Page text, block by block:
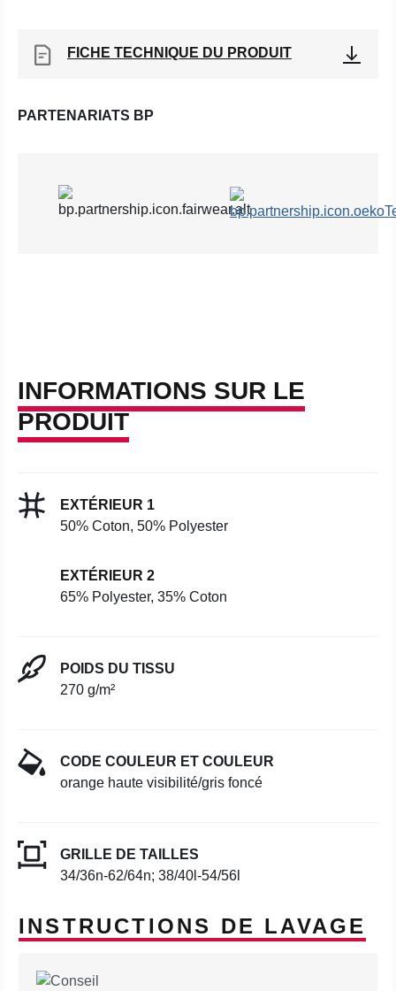
FICHE TECHNIQUE DU PRODUIT
PARTENARIATS BP
INFORMATIONS SUR LE
PRODUIT
EXTÉRIEUR 1
50% Coton, 50% Polyester
EXTÉRIEUR 2
65% Polyester, 35% Coton
POIDS DU TISSU
270 g/m²
CODE COULEUR ET COULEUR
orange haute visibilité/gris foncé
GRILLE DE TAILLES
34/36n-62/64n; 38/40l-54/56l
INSTRUCTIONS DE LAVAGE